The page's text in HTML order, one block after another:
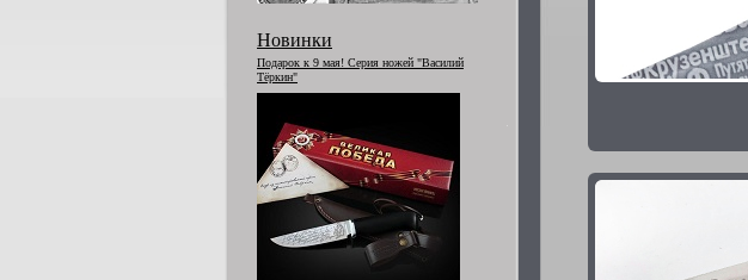
Новинки
Подарок к 9 мая! Серия ножей "Василий
Тёркин"